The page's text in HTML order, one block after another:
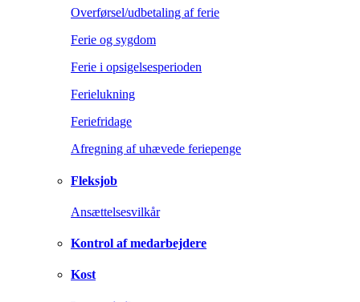
Overførsel/udbetaling af ferie
Ferie og sygdom
Ferie i opsigelsesperioden
Ferielukning
Feriefridage
Afregning af uhævede feriepenge
Fleksjob
Ansættelsesvilkår
Kontrol af medarbejdere
Kost